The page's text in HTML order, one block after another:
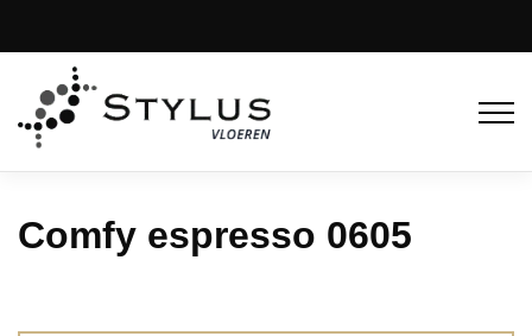
Comfy espresso 0605